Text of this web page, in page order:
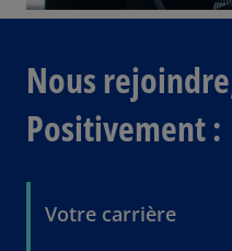
Nous
Positivement :
Votre carrière